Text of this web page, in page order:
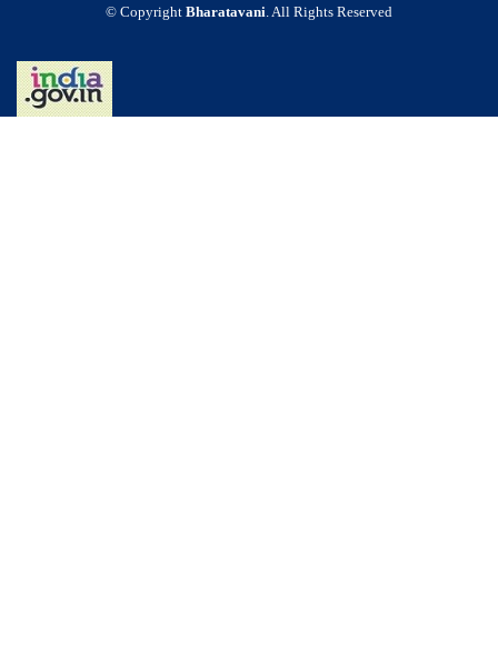
© Copyright Bharatavani. All Rights Reserved